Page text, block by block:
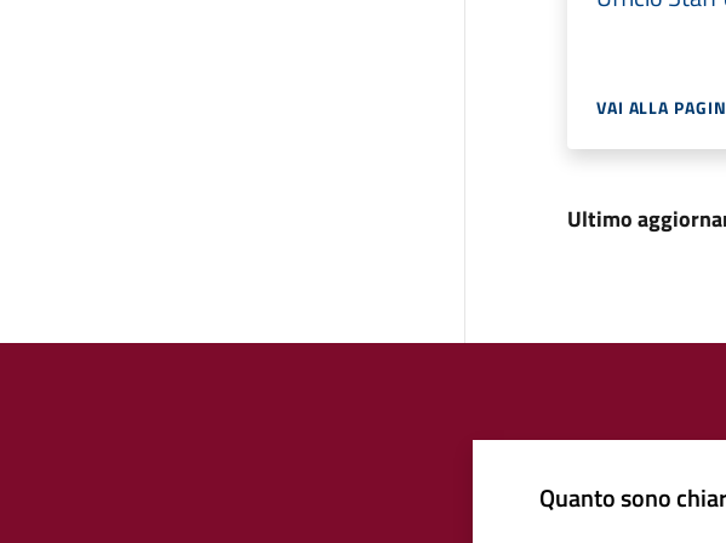
VAI ALLA
Ultimo
Quanto sono